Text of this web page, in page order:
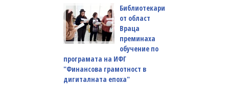
Библиотекари
от област
Враца
преминаха
обучение по
програмата на ИФГ
"Финансова грамотност в
дигиталната епоха"